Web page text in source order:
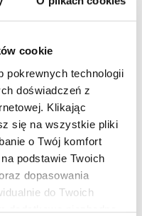
cookie
pokrewnych technologii
doświadczeń z
Klikając
się na wszystkie pliki
o Twój komfort
podstawie Twoich
dopasowania
do Twoich
dodatkowo niezbędna